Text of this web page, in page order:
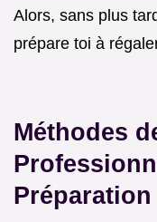
Alors, sans plus
prépare toi à
Méthodes
Préparation